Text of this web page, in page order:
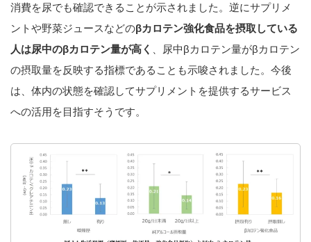
消費を尿でも確認できることが示されました。逆にサプリメ
ントや野菜ジュースなどのβカロテン強化食品を摂取している
人は尿中のβカロテン量が高く
、尿中βカロテン量がβカロテン
の摂取量を反映する指標であることも示唆されました。今後
は、体内の状態を確認してサプリメントを提供するサービス
への活用を目指すそうです。